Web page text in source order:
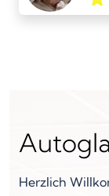
Herzlich